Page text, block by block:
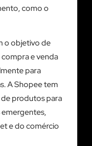
como o
o objetivo de
e venda
para
A Shopee tem
produtos para
e do comércio